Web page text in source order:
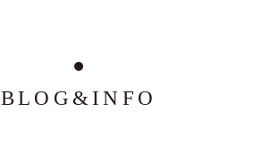
BLOG&INFO